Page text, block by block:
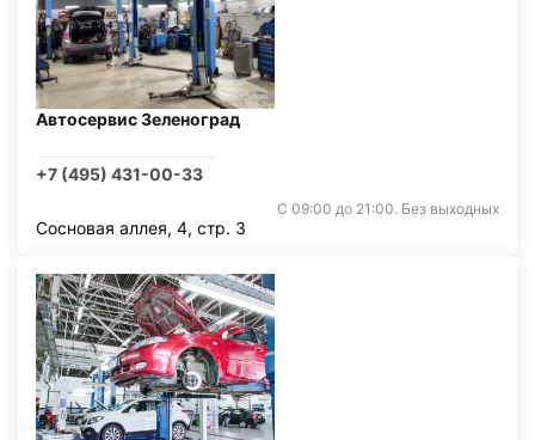
Автосервис Зеленоград
+7 (495) 431-00-33
С 09:00 до 21:00. Без выходных
Сосновая аллея, 4, стр. 3